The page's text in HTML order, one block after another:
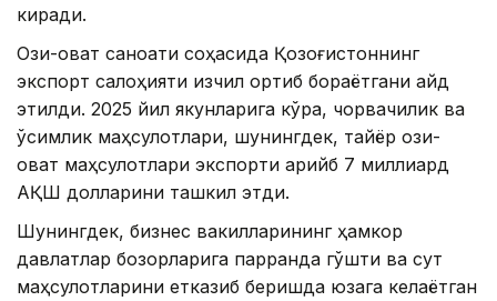
киради.
Озиқ-овқат саноати соҳасида Қозоғистоннинг
экспорт салоҳияти изчил ортиб бораётгани қайд
этилди. 2025 йил якунларига кўра, чорвачилик ва
ўсимлик маҳсулотлари, шунингдек, тайёр озиқ-
овқат маҳсулотлари экспорти қарийб 7 миллиард
АҚШ долларини ташкил этди.
Шунингдек, бизнес вакилларининг ҳамкор
давлатлар бозорларига парранда гўшти ва сут
маҳсулотларини етказиб беришда юзага келаётган